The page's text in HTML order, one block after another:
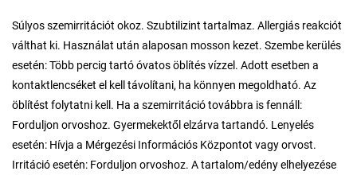
Súlyos szemirritációt okoz. Szubtilizint tartalmaz. Allergiás reakciót
válthat ki. Használat után alaposan mosson kezet. Szembe kerülés
esetén: Több percig tartó óvatos öblítés vízzel. Adott esetben a
kontaktlencséket el kell távolítani, ha könnyen megoldható. Az
öblítést folytatni kell. Ha a szemirritáció továbbra is fennáll:
Forduljon orvoshoz. Gyermekektől elzárva tartandó. Lenyelés
esetén: Hívja a Mérgezési Információs Központot vagy orvost.
Irritáció esetén: Forduljon orvoshoz. A tartalom/edény elhelyezése